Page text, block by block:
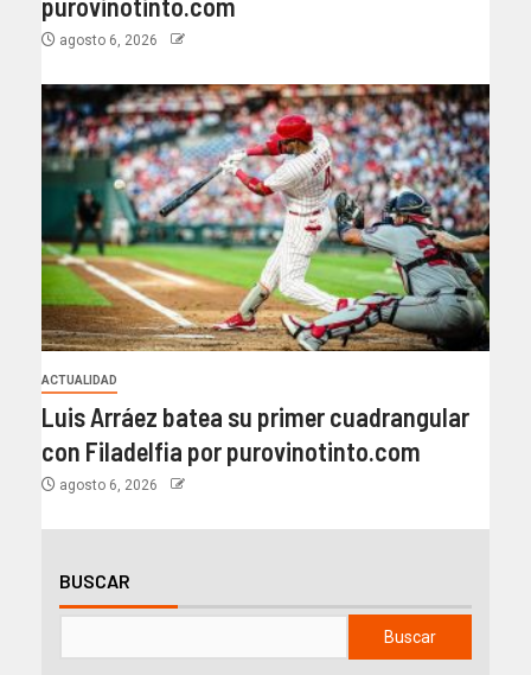
purovinotinto.com
agosto 6, 2026
ACTUALIDAD
Luis Arráez batea su primer cuadrangular
con Filadelfia por purovinotinto.com
agosto 6, 2026
BUSCAR
Buscar